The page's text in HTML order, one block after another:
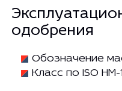
одобрения
Обозначение
Класс по ISO HM-